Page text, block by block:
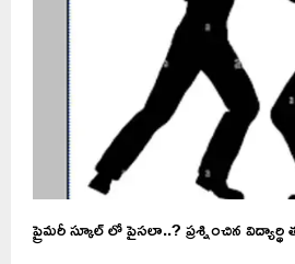
ప్రైమరీ స్కూల్‌ లో పైసలా..? ప్రశ్నించిన విద్యార్థి